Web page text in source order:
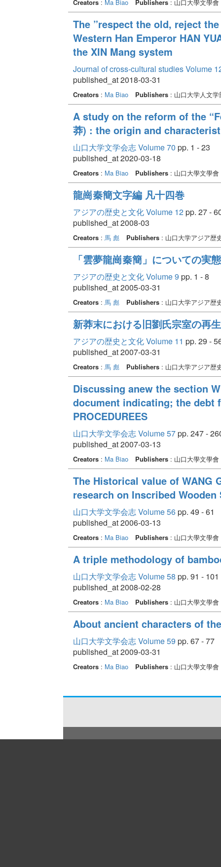
Creators: Ma Biao Publishers: 山口大學文學會
The ”respect the old, reject
Western Han Emperor HAN
the XIN Mang system
Journal of cross-cultural studies Volume
published_at 2018-03-31
Creators: Ma Biao Publishers: 山口大学人文学
A study on the reform of the
莽) : the origin and
山口大学文学会志 Volume 70 pp. 1 - 23
published_at 2020-03-18
Creators: Ma Biao Publishers: 山口大學文學會
龍崗秦簡文字編 凡十四巻
アジアの歴史と文化 Volume 12pp. 27 -
published_at 2008-03
Creators: 馬 彪 Publishers: 山口大学アジア歴
「雲夢龍崗秦簡」についての実
アジアの歴史と文化 Volume 9 pp. 1 - 8
published_at 2005-03-31
Creators: 馬 彪 Publishers: 山口大学アジア歴
新莽末における旧劉氏宗室の再
アジアの歴史と文化 Volume 11 pp. 29 -
published_at 2007-03-31
Creators: 馬 彪 Publishers: 山口大学アジア歴
Discussing anew the section
document indicating; the debt
PROCEDUREES
山口大学文学会志 Volume 57pp. 247 -
published_at 2007-03-13
Creators: Ma Biao Publishers: 山口大學文學會
The Historical value of WANG
research on Inscribed Wooden
山口大学文学会志 Volume 56pp. 49 - 61
published_at 2006-03-13
Creators: Ma Biao Publishers: 山口大學文學會
A triple methodology of
山口大学文学会志 Volume 58 pp. 91 - 101
published_at 2008-02-28
Creators: Ma Biao Publishers: 山口大學文學會
About ancient characters of
山口大学文学会志 Volume 59 pp. 67 - 77
published_at 2009-03-31
Creators: Ma Biao Publishers: 山口大學文學會